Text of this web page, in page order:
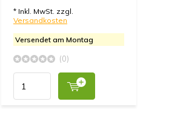
* Inkl. MwSt. zzgl.
Versandkosten
Versendet am Montag
(0)